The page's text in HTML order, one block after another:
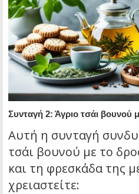
Συνταγή 2: Άγριο τσάι βουνού
Αυτή η συνταγή
τσάι βουνού με το
και τη φρεσκάδα της
χρειαστείτε: